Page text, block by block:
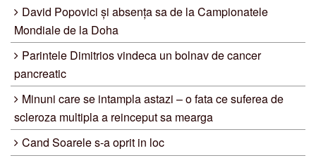
David Popovici și absența sa de la Campionatele
Mondiale de la Doha
Parintele Dimitrios vindeca un bolnav de cancer
pancreatic
Minuni care se intampla astazi – o fata ce suferea de
scleroza multipla a reinceput sa mearga
Cand Soarele s-a oprit in loc